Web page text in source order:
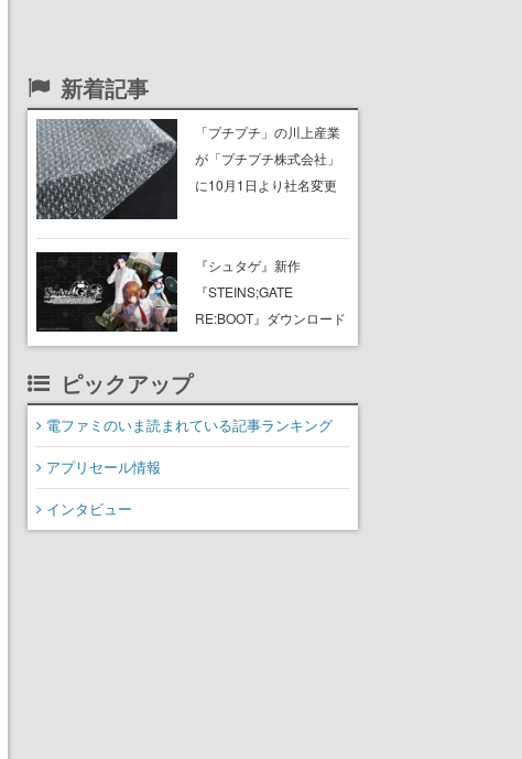
新着記事
「プチプチ」の川上産業
が「プチプチ株式会社」
に10月1日より社名変更
変更で、“プチッ”と鳴るお
なじみの緩衝材が会社の
名前に
『シュタゲ』新作
『STEINS;GATE
RE:BOOT』ダウンロード
版の予約受付がスター
もオープン
ピックアップ
電ファミのいま読まれている記事ランキング
アプリセール情報
インタビュー